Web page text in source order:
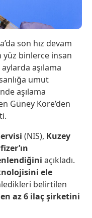
son hız devam
yüz binlerce insan
aşılama
umut
aşılama
Güney Kore’den
(NIS), Kuzey
açıkladı.
ele
belirtilen
en az 6 ilaç şirketini